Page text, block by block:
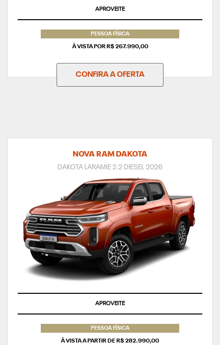
APROVEITE
PESSOA FÍSICA
À VISTA POR R$ 267.990,00
CONFIRA A OFERTA
NOVA RAM DAKOTA
DAKOTA LARAMIE 2.2 DIESEL 2026
APROVEITE
PESSOA FÍSICA
À VISTA A PARTIR DE R$ 282.990,00